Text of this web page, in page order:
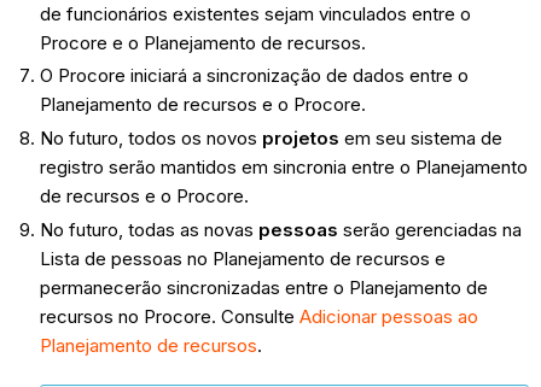
de funcionários existentes sejam vinculados entre o
Procore e o Planejamento de recursos.
O Procore iniciará a sincronização de dados entre o
Planejamento de recursos e o Procore.
No futuro, todos os novos projetos em seu sistema de
registro serão mantidos em sincronia entre o Planejamento
de recursos e o Procore.
No futuro, todas as novas pessoas serão gerenciadas na
Lista de pessoas no Planejamento de recursos e
permanecerão sincronizadas entre o Planejamento de
recursos no Procore. Consulte Adicionar pessoas ao
Planejamento de recursos.